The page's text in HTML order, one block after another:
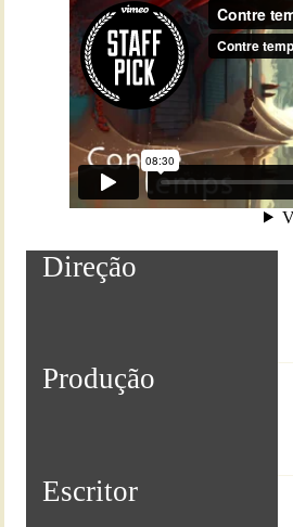
Direção
Produção
Escritor